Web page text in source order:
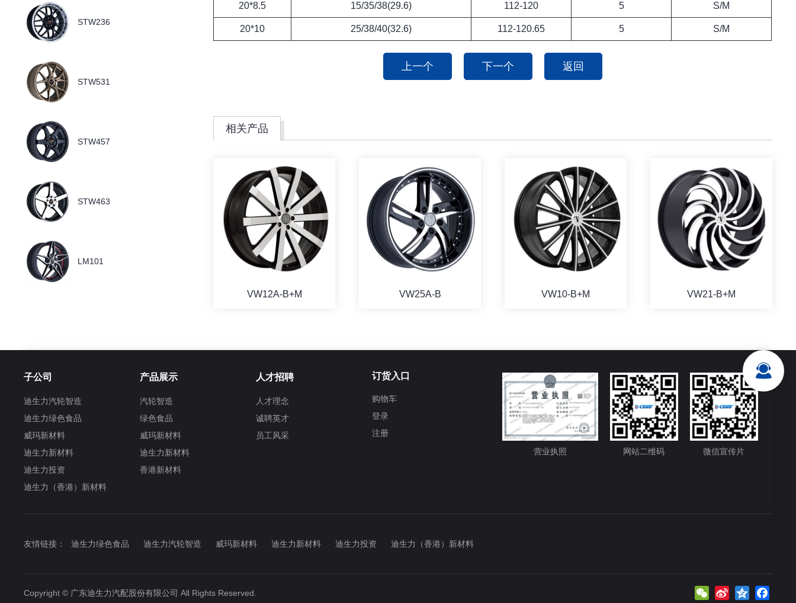
STW236
STW531
STW457
STW463
LM101
20*8.5 15/35/38(29.6) 112-120 5 S/M
20*10 25/38/40(32.6) 112-120.65 5 S/M
上一个 下一个 返回
相关产品
VW12A-B+M VW25A-B VW10-B+M VW21-B+M
子公司
迪生力汽轮智造
迪生力绿色食品
威玛新材料
迪生力新材料
迪生力投资
迪生力（香港）新材料
产品展示
汽轮智造
绿色食品
威玛新材料
迪生力新材料
香港新材料
人才招聘
人才理念
诚聘英才
员工风采
订货入口
购物车
登录
注册
营业执照
网站二维码 微信宣传片
友情链接： 迪生力绿色食品 迪生力汽轮智造 威玛新材料 迪生力新材料 迪生力投资 迪生力（香港）新材料
Copyright © 广东迪生力汽配股份有限公司 All Rights Reserved. WeChatSina
Weibo
Qzone